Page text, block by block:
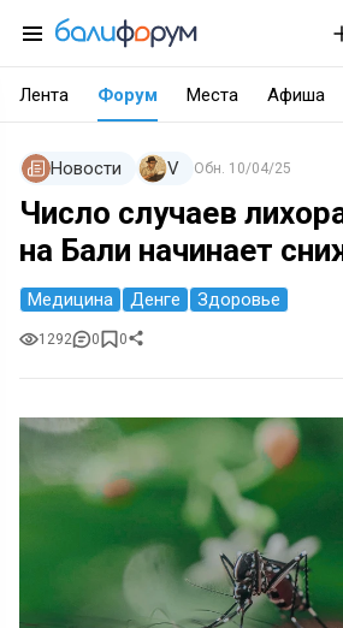
Лента Форум Места Афиша
Новости V Обн. 10/04/25
Число случаев
на Бали начинает
Медицина Денге Здоровье
1292 0 0